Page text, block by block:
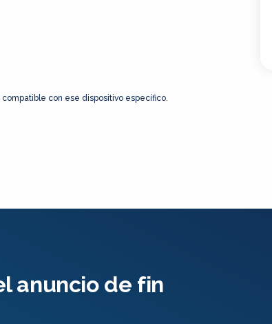
con ese dispositivo específico.
anuncio de fin